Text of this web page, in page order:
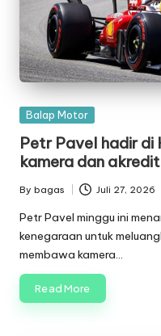
Posted
Balap Motor
Petr Pavel hadir di
kamera dan
Posted
by
By bagas Juli 27, 2026
Petr Pavel minggu ini
kenegaraan untuk
membawa kamera…
Read More